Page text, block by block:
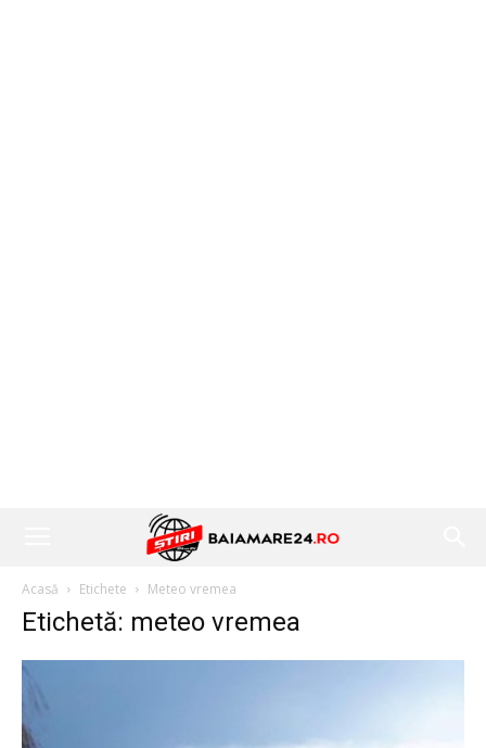
Acasă Etichete Meteo vremea
Etichetă: meteo vremea